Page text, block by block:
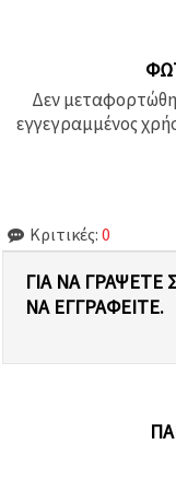
Δεν
εγγεγραμμένος
Κριτικές: 0
ΓΙΑ ΝΑ ΓΡΆΨΕΤΕ
Α ΕΓΓΡΑΦΕΊΤΕ.